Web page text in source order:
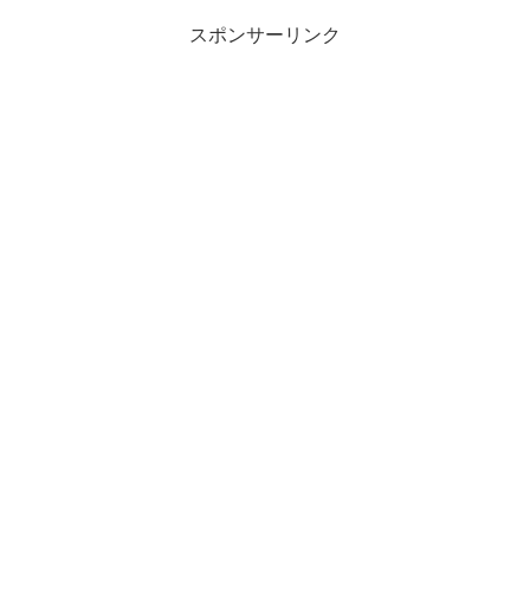
スポンサーリンク